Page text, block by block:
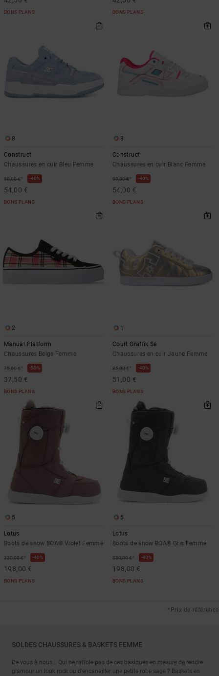
BONS PLANS BONS PLANS
8
Construct
Chaussures en cuir Bleu Femme
90,00 €* 40%
54,00 €
BONS PLANS
8
Construct
Chaussures en cuir Blanc Femme
90,00 €* 40%
54,00 €
BONS PLANS
2
Manual Platform
Chaussures Beige Femme
75,00 €* 50%
37,50 €
BONS PLANS
1
Court Graffik Se
Chaussures en cuir Jaune Femme
85,00 €* 40%
51,00 €
BONS PLANS
5
Lotus
Boots de snow BOA® Violet Femme
330,00 €* 40%
198,00 €
BONS PLANS
5
Lotus
Boots de snow BOA® Gris Femme
330,00 €* 40%
198,00 €
BONS PLANS
*Prix de référence
SOLDES CHAUSSURES & BASKETS FEMME
De vous à nous... Qui ne raffole pas de ces basiques en mesure de rendre
glamour un look rock ou d'encanailler une petite robe sage ? Baskets en